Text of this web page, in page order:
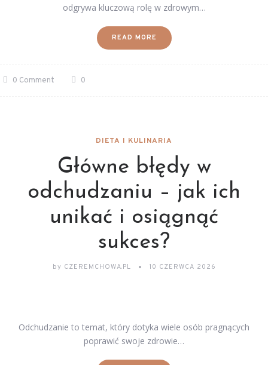
odgrywa kluczową rolę w zdrowym…
READ MORE
0 Comment 0
DIETA I KULINARIA
Główne błędy w
odchudzaniu – jak ich
unikać i osiągnąć
sukces?
by CZEREMCHOWA.PL 10 CZERWCA 2026
Odchudzanie to temat, który dotyka wiele osób pragnących
poprawić swoje zdrowie…